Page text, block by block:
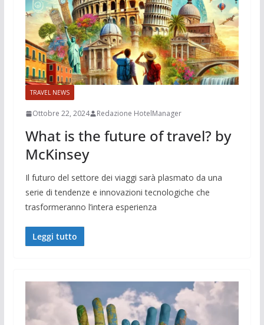
TRAVEL NEWS
Ottobre 22, 2024 Redazione HotelManager
What is the future of travel? by
McKinsey
Il futuro del settore dei viaggi sarà plasmato da una
serie di tendenze e innovazioni tecnologiche che
trasformeranno l’intera esperienza
Leggi tutto